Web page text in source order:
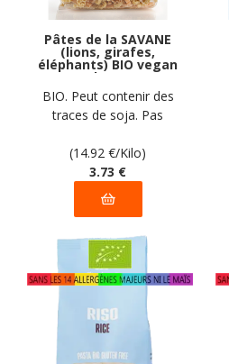
Pâtes de la SAVANE
(lions, girafes,
éléphants) BIO vegan
sans gluten, sans
lait, sans oeufs, sans
coque, sans arachide
Pasta Natura : 250g
BIO. Peut contenir des
traces de soja. Pas
déclarées par le
fabricant
(14.92 €/Kilo)
3.73 €